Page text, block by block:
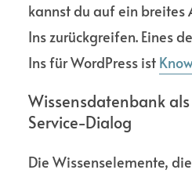
kannst du auf ein breites
Ins zurück­greifen. Eines
Ins für WordPress ist
Wissensdatenbank
Service-Dialog
Die Wissens­elemente,